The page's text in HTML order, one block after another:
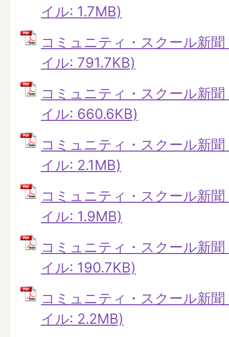
イル: 1.7MB)
コミュニティ・スクール新
イル: 791.7KB)
コミュニティ・スクール新
イル: 660.6KB)
コミュニティ・スクール新
イル: 2.1MB)
コミュニティ・スクール新
イル: 1.9MB)
コミュニティ・スクール新
イル: 190.7KB)
コミュニティ・スクール新
イル: 2.2MB)